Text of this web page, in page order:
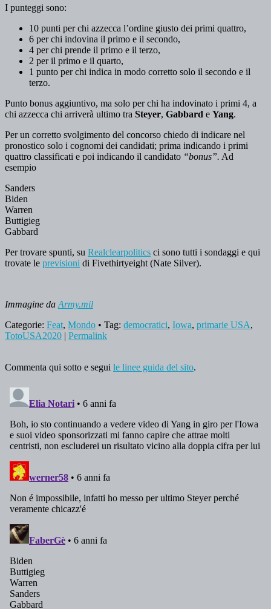
I punteggi sono:
10 punti per chi azzecca l’ordine giusto dei primi quattro,
6 per chi indovina il primo e il secondo,
4 per chi prende il primo e il terzo,
2 per il primo e il quarto,
1 punto per chi indica in modo corretto solo il secondo e il
terzo.
Punto bonus aggiuntivo, ma solo per chi ha indovinato i primi 4, a
chi azzecca chi arriverà ultimo tra Steyer, Gabbard e Yang.
Per un corretto svolgimento del concorso chiedo di indicare nel
pronostico solo i cognomi dei candidati; prima indicando i primi
quattro classificati e poi indicando il candidato “bonus”. Ad
esempio
Sanders
Biden
Warren
Buttigieg
Gabbard
Per trovare spunti, su Realclearpolitics ci sono tutti i sondaggi e qui
trovate le previsioni di Fivethirtyeight (Nate Silver).
Immagine da Army.mil
Categorie: Feat, Mondo • Tag: democratici, Iowa, primarie USA,
TotoUSA2020 | Permalink
Commenta qui sotto e segui le linee guida del sito.